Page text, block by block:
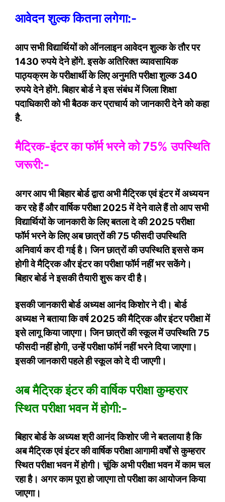
आवेदन शुल्क कितना लगेगा:-
आप सभी विद्यार्थियों को ऑनलाइन आवेदन शुल्क के तौर पर
1430 रुपये देने होंगे. इसके अतिरिक्त व्यावसायिक
पाठ्यक्रम के परीक्षार्थी के लिए अनुमति परीक्षा शुल्क 340
रुपये देने होंगे. बिहार बोर्ड ने इस संबंध में जिला शिक्षा
पदाधिकारी को भी बैठक कर प्राचार्य को जानकारी देने को कहा
है.
मैट्रिक-इंटर का फॉर्म भरने को 75% उपस्थिति
जरूरी:-
अगर आप भी बिहार बोर्ड द्वारा अभी मैट्रिक एवं इंटर में अध्ययन
कर रहे हैं और वार्षिक परीक्षा 2025 में देने वाले हैं तो आप सभी
विद्यार्थियों के जानकारी के लिए बतला दे की 2025 परीक्षा
फॉर्म भरने के लिए अब छात्रों की 75 फीसदी उपस्थिति
अनिवार्य कर दी गई है। जिन छात्रों की उपस्थिति इससे कम
होगी वे मैट्रिक और इंटर का परीक्षा फॉर्म नहीं भर सकेंगे।
बिहार बोर्ड ने इसकी तैयारी शुरू कर दी है।
इसकी जानकारी बोर्ड अध्यक्ष आनंद किशोर ने दी। बोर्ड
अध्यक्ष ने बताया कि वर्ष 2025 की मैट्रिक और इंटर परीक्षा में
इसे लागू किया जाएगा। जिन छात्रों की स्कूल में उपस्थिति 75
फीसदी नहीं होगी, उन्हें परीक्षा फॉर्म नहीं भरने दिया जाएगा।
इसकी जानकारी पहले ही स्कूल को दे दी जाएगी।
अब मैट्रिक इंटर की वार्षिक परीक्षा कुम्हरार
स्थित परीक्षा भवन में होगी:-
बिहार बोर्ड के अध्यक्ष श्री आनंद किशोर जी ने बतलाया है कि
अब मैट्रिक एवं इंटर की वार्षिक परीक्षा आगामी वर्षों से कुम्हरार
स्थित परीक्षा भवन में होगी। चूंकि अभी परीक्षा भवन में काम चल
रहा है। अगर काम पूरा हो जाएगा तो परीक्षा का आयोजन किया
जाएगा।